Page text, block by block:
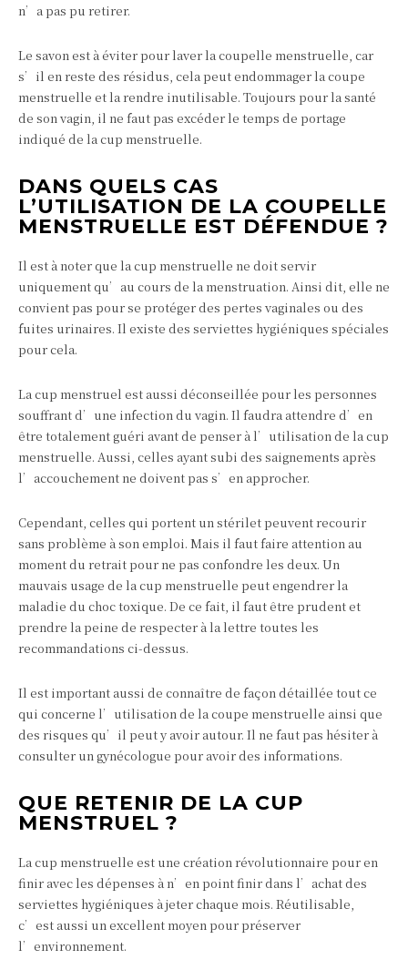
n’a pas pu retirer.
Le savon est à éviter pour laver la coupelle menstruelle, car
s’il en reste des résidus, cela peut endommager la coupe
menstruelle et la rendre inutilisable. Toujours pour la santé
de son vagin, il ne faut pas excéder le temps de portage
indiqué de la cup menstruelle.
DANS QUELS CAS
L’UTILISATION DE LA COUPELLE
MENSTRUELLE EST DÉFENDUE ?
Il est à noter que la cup menstruelle ne doit servir
uniquement qu’au cours de la menstruation. Ainsi dit, elle ne
convient pas pour se protéger des pertes vaginales ou des
fuites urinaires. Il existe des serviettes hygiéniques spéciales
pour cela.
La cup menstruel est aussi déconseillée pour les personnes
souffrant d’une infection du vagin. Il faudra attendre d’en
être totalement guéri avant de penser à l’utilisation de la cup
menstruelle. Aussi, celles ayant subi des saignements après
l’accouchement ne doivent pas s’en approcher.
Cependant, celles qui portent un stérilet peuvent recourir
sans problème à son emploi. Mais il faut faire attention au
moment du retrait pour ne pas confondre les deux. Un
mauvais usage de la cup menstruelle peut engendrer la
maladie du choc toxique. De ce fait, il faut être prudent et
prendre la peine de respecter à la lettre toutes les
recommandations ci-dessus.
Il est important aussi de connaître de façon détaillée tout ce
qui concerne l’utilisation de la coupe menstruelle ainsi que
des risques qu’il peut y avoir autour. Il ne faut pas hésiter à
consulter un gynécologue pour avoir des informations.
QUE RETENIR DE LA CUP
MENSTRUEL ?
La cup menstruelle est une création révolutionnaire pour en
finir avec les dépenses à n’en point finir dans l’achat des
serviettes hygiéniques à jeter chaque mois. Réutilisable,
c’est aussi un excellent moyen pour préserver
l’environnement.